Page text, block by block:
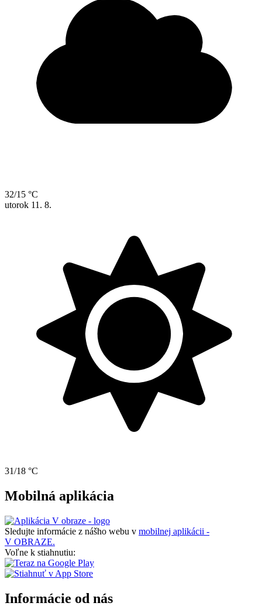
32/15 °C
utorok 11. 8.
31/18 °C
Mobilná aplikácia
Sledujte informácie z nášho webu v mobilnej aplikácii -
V OBRAZE.
Voľne k stiahnutiu:
Informácie od nás